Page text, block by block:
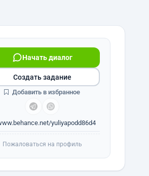
Начать диалог
yuliyapodd86d4
Создать задание
Добавить в избранное
Пожаловаться на профиль